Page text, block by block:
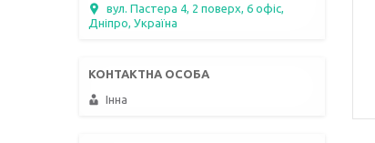
вул. Пастера 4, 2 поверх, 6 офіс,
Дніпро, Україна
Інна